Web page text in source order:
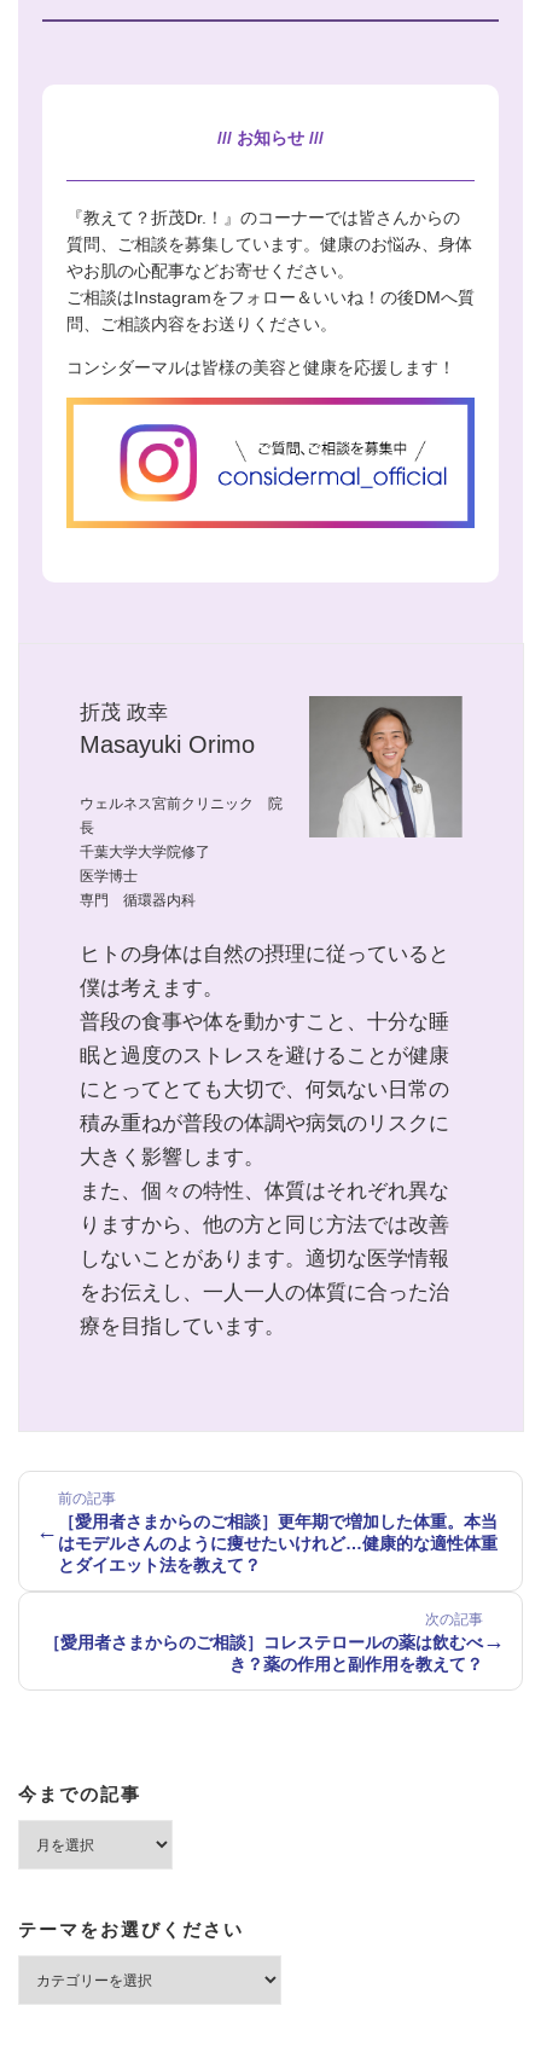
/// お知らせ ///
『教えて？折茂Dr.！』のコーナーでは皆さんからの
質問、ご相談を募集しています。健康のお悩み、身体
やお肌の心配事などお寄せください。
ご相談はInstagramをフォロー＆いいね！の後DMへ質
問、ご相談内容をお送りください。
コンシダーマルは皆様の美容と健康を応援します！
折茂 政幸
Masayuki Orimo
ウェルネス宮前クリニック 院
長
千葉大学大学院修了
医学博士
専門 循環器内科
ヒトの身体は自然の摂理に従っていると
僕は考えます。
普段の食事や体を動かすこと、十分な睡
眠と過度のストレスを避けることが健康
にとってとても大切で、何気ない日常の
積み重ねが普段の体調や病気のリスクに
大きく影響します。
また、個々の特性、体質はそれぞれ異な
りますから、他の方と同じ方法では改善
しないことがあります。適切な医学情報
をお伝えし、一人一人の体質に合った治
療を目指しています。
←
前の記事
［愛用者さまからのご相談］更年期で増加した体重。本当
はモデルさんのように痩せたいけれど…健康的な適性体重
とダイエット法を教えて？
次の記事
［愛用者さまからのご相談］コレステロールの薬は飲むべ
き？薬の作用と副作用を教えて？
→
今までの記事
記
テーマをお選びください